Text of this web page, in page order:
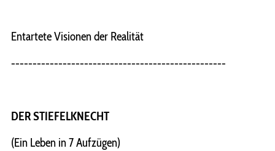
Entartete Visionen der Realität
--------------------------------------------------
DER STIEFELKNECHT
(Ein Leben in 7 Aufzügen)